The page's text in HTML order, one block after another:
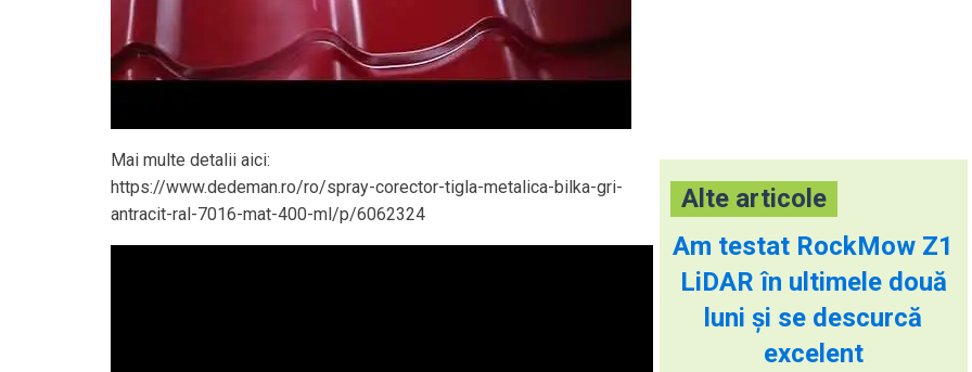
Mai multe detalii aici:
https://www.dedeman.ro/ro/spray-corector-tigla-metalica-bilka-gri-
antracit-ral-7016-mat-400-ml/p/6062324
Alte articole
Am testat RockMow Z1
LiDAR în ultimele două
luni și se descurcă
excelent